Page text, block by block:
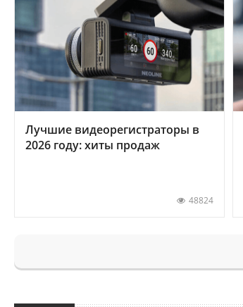
Лучшие видеорегистраторы в
2026 году: хиты продаж
48824